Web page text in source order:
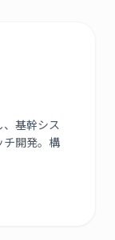
基幹シス
チ開発。構